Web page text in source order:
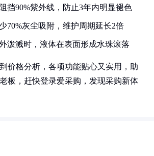
阻挡90%紫外线，防止3年内明显褪色
少70%灰尘吸附，维护周期延长2倍
外泼溅时，液体在表面形成水珠滚落
价格分析，各项功能贴心又实用，助
板，赶快登录爱采购，发现采购新体